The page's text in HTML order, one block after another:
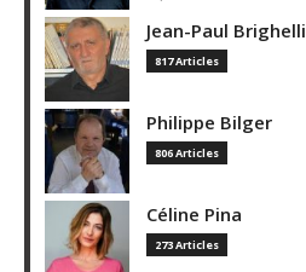
Jean-Paul Brighelli
817 Articles
Philippe Bilger
806 Articles
Céline Pina
273 Articles